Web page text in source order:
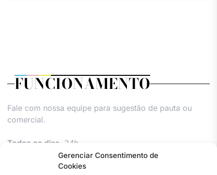
Gerenciar Consentimento de
Cookies
FUNCIONAMENTO
Fale com nossa equipe para sugestão de pauta ou
comercial.
Todos os dias, 24h.